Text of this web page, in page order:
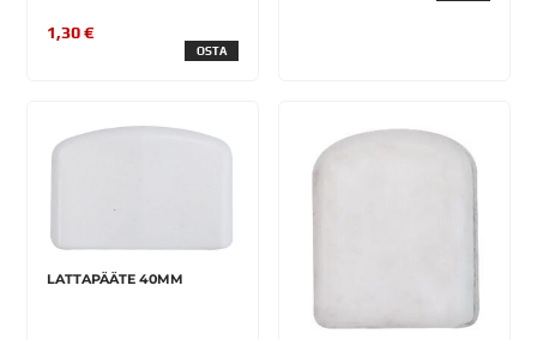
1,30 €
OSTA
LATTAPÄÄTE 40MM